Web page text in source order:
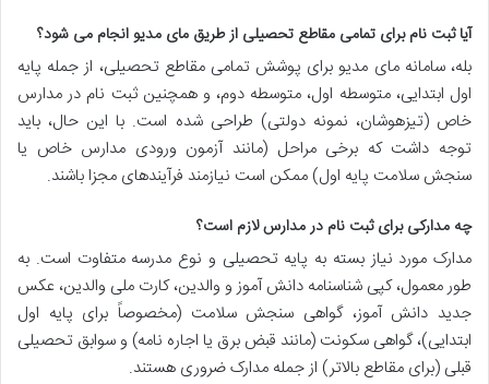
آیا ثبت نام برای تمامی مقاطع تحصیلی از طریق مای مدیو انجام می شود؟
بله، سامانه مای مدیو برای پوشش تمامی مقاطع تحصیلی، از جمله پایه
اول ابتدایی، متوسطه اول، متوسطه دوم، و همچنین ثبت نام در مدارس
خاص (تیزهوشان، نمونه دولتی) طراحی شده است. با این حال، باید
توجه داشت که برخی مراحل (مانند آزمون ورودی مدارس خاص یا
سنجش سلامت پایه اول) ممکن است نیازمند فرآیندهای مجزا باشند.
چه مدارکی برای ثبت نام در مدارس لازم است؟
مدارک مورد نیاز بسته به پایه تحصیلی و نوع مدرسه متفاوت است. به
طور معمول، کپی شناسنامه دانش آموز و والدین، کارت ملی والدین، عکس
جدید دانش آموز، گواهی سنجش سلامت (مخصوصاً برای پایه اول
ابتدایی)، گواهی سکونت (مانند قبض برق یا اجاره نامه) و سوابق تحصیلی
قبلی (برای مقاطع بالاتر) از جمله مدارک ضروری هستند.